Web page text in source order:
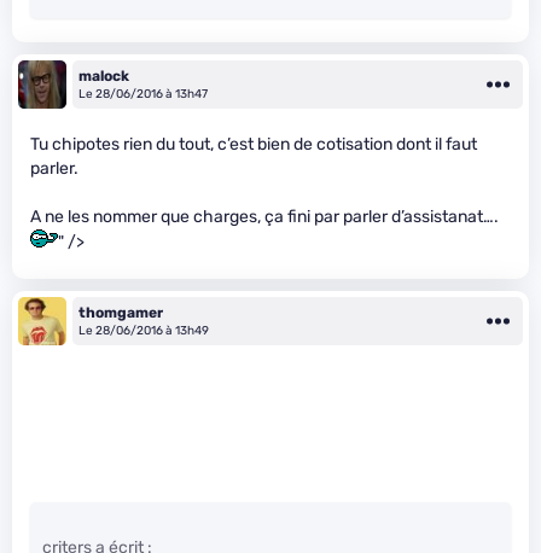
malock
Le 28/06/2016 à 13h47
Tu chipotes rien du tout, c’est bien de cotisation dont il faut
parler.
A ne les nommer que charges, ça fini par parler d’assistanat….
" />
thomgamer
Le 28/06/2016 à 13h49
criters a écrit :